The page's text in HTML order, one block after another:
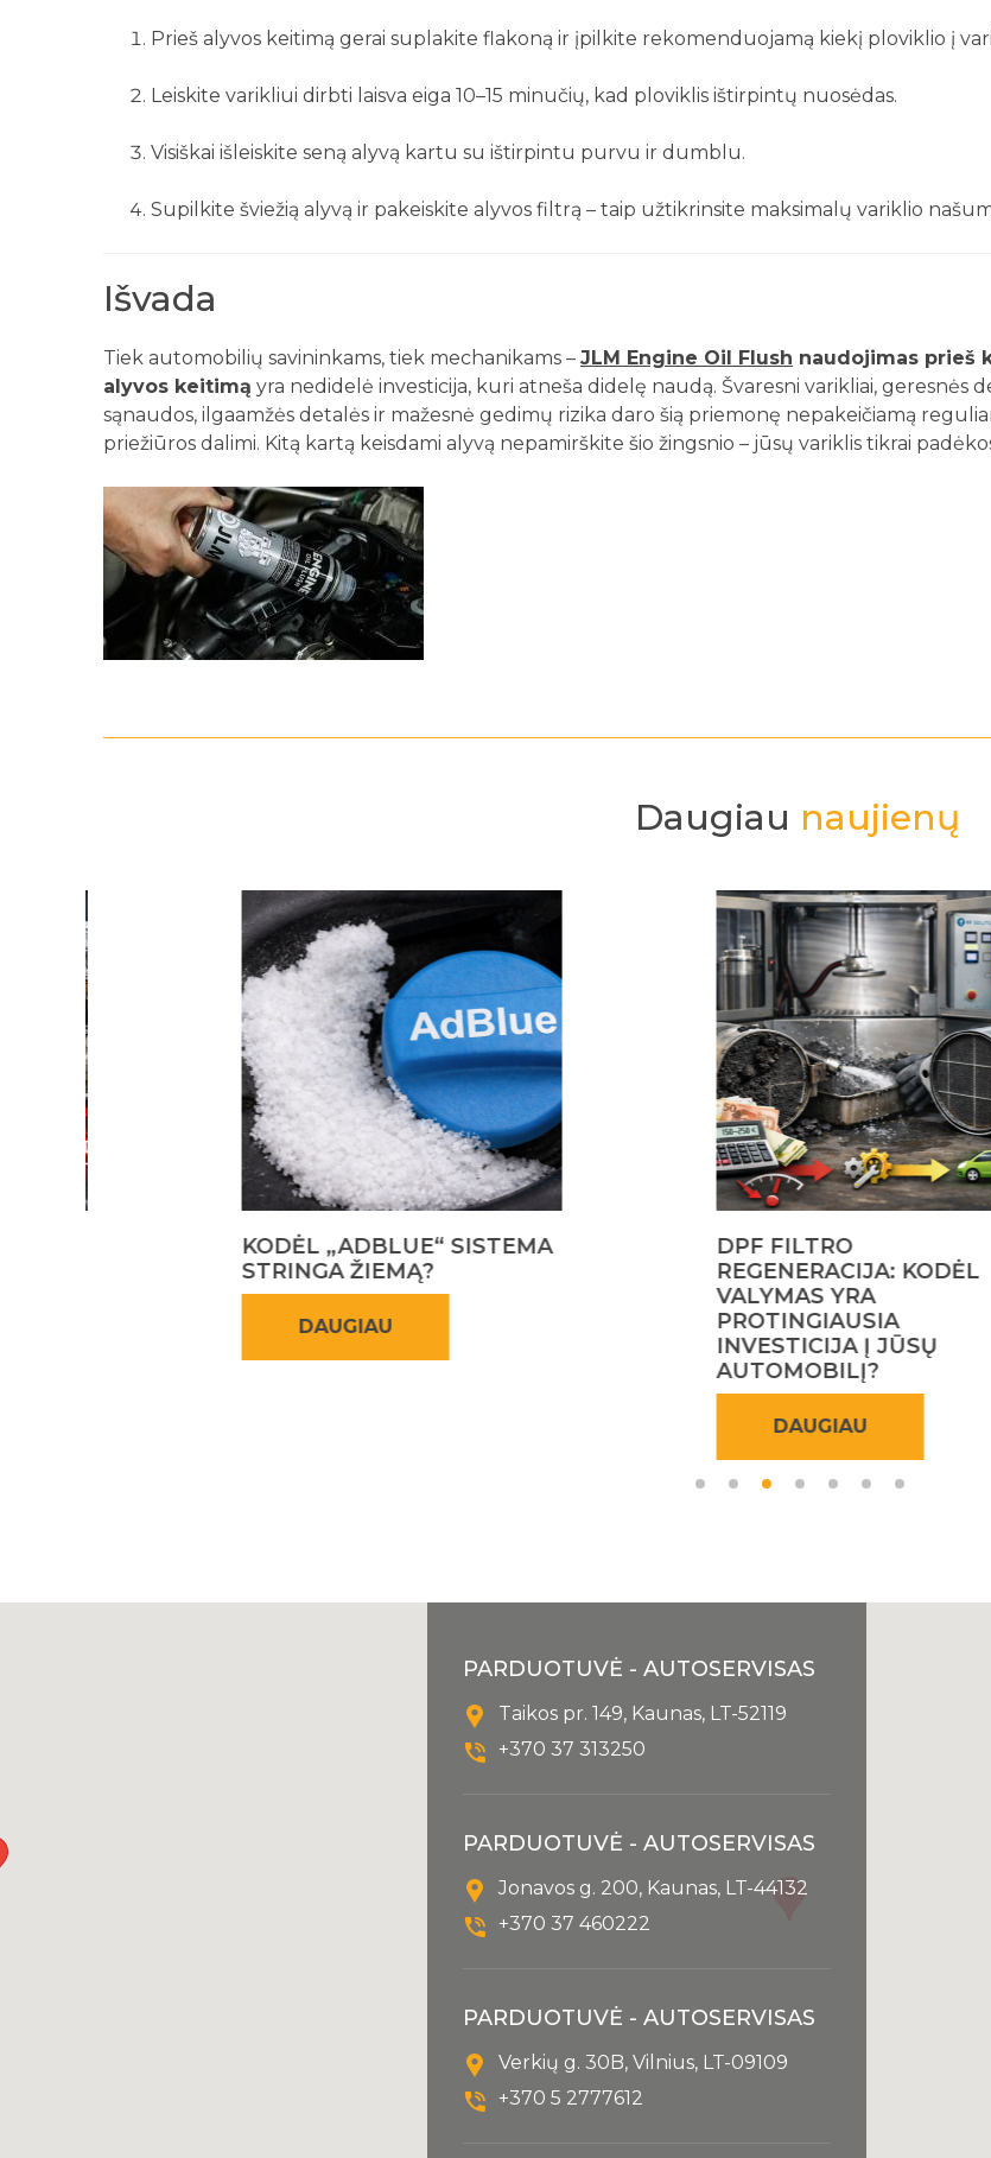
Prieš alyvos keitimą gerai suplakite flakoną ir įpilkite rekomenduojamą kiekį ploviklio į
Leiskite varikliui dirbti laisva eiga 10–15 minučių, kad ploviklis ištirpintų nuosėdas.
Visiškai išleiskite seną alyvą kartu su ištirpintu purvu ir dumblu.
Supilkite šviežią alyvą ir pakeiskite alyvos filtrą – taip užtikrinsite maksimalų variklio
Išvada
Tiek automobilių savininkams, tiek mechanikams – JLM Engine Oil Flush naudojimas prieš
alyvos keitimą yra nedidelė investicija, kuri atneša didelę naudą. Švaresni varikliai, geresnės
sąnaudos, ilgaamžės detalės ir mažesnė gedimų rizika daro šią priemonę nepakeičiamą
priežiūros dalimi. Kitą kartą keisdami alyvą nepamirškite šio žingsnio – jūsų variklis tikrai
Daugiau naujienų
KODĖL „ADBLUE“ SISTEMA
STRINGA ŽIEMĄ?
DAUGIAU
DPF FILTRO
REGENERACIJA: KODĖL
VALYMAS YRA
PROTINGIAUSIA
INVESTICIJA Į JŪSŲ
AUTOMOBILĮ?
DAUGIAU
1 2 3 4 5 6 7
PARDUOTUVĖ - AUTOSERVISAS
Taikos pr. 149, Kaunas, LT-52119
+370 37 313250
PARDUOTUVĖ - AUTOSERVISAS
Jonavos g. 200, Kaunas, LT-44132
+370 37 460222
PARDUOTUVĖ - AUTOSERVISAS
Verkių g. 30B, Vilnius, LT-09109
+370 5 2777612
Sužinokite apie specialius pasiūlymus
PRENUMERUOTI